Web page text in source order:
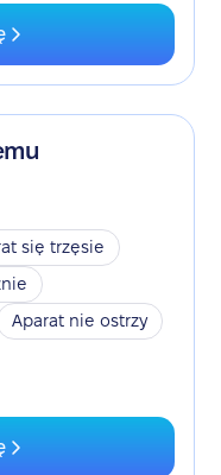
się trzęsie
Aparat nie ostrzy